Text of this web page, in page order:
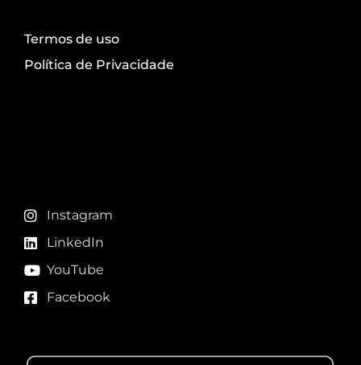
Termos de uso
Política de Privacidade
Instagram
LinkedIn
YouTube
Facebook